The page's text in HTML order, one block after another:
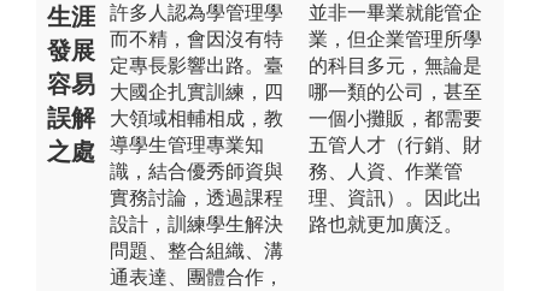
生涯
發展
容易
誤解
之處
許多人認為學管理學
而不精，會因沒有特
定專長影響出路。臺
大國企扎實訓練，四
大領域相輔相成，教
導學生管理專業知
識，結合優秀師資與
實務討論，透過課程
設計，訓練學生解決
問題、整合組織、溝
通表達、團體合作，
並非一畢業就能管企
業，但企業管理所學
的科目多元，無論是
哪一類的公司，甚至
一個小攤販，都需要
五管人才（行銷、財
務、人資、作業管
理、資訊）。因此出
路也就更加廣泛。